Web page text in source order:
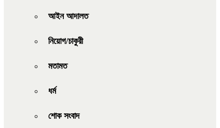
আইন আদালত
নিয়োগ/চাকুরী
মতামত
ধর্ম
শোক সংবাদ